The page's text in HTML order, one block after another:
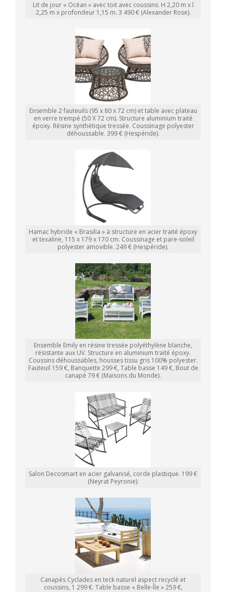
Lit de jour « Océan » avec toit avec coussins. H 2,20 m x l
2,25 m x profondeur 1,15 m. 3 490 € (Alexander Rose).
Ensemble 2 fauteuils (95 x 80 x 72 cm) et table avec plateau
en verre trempé (50 X 72 cm). Structure aluminium traité
époxy. Résine synthétique tressée. Coussinage polyester
déhoussable. 399 € (Hespéride).
Hamac hybride « Brasilia » à structure en acier traité époxy
et texaline, 115 x 179 x 170 cm. Coussinage et pare-soleil
polyester amovible. 249 € (Hespéride).
Ensemble Emily en résine tressée polyéthylène blanche,
résistante aux UV. Structure en aluminium traité époxy.
Coussins déhoussables, housses tissu gris 100% polyester.
Fauteuil 159 €, Banquette 299 €, Table basse 149 €, Bout de
canapé 79 € (Maisons du Monde).
Salon Decosmart en acier galvanisé, corde plastique. 199 €
(Neyrat Peyronie).
Canapés Cyclades en teck naturel aspect recyclé et
coussins, 1 299 €. Table basse « Belle-Île » 259 €,